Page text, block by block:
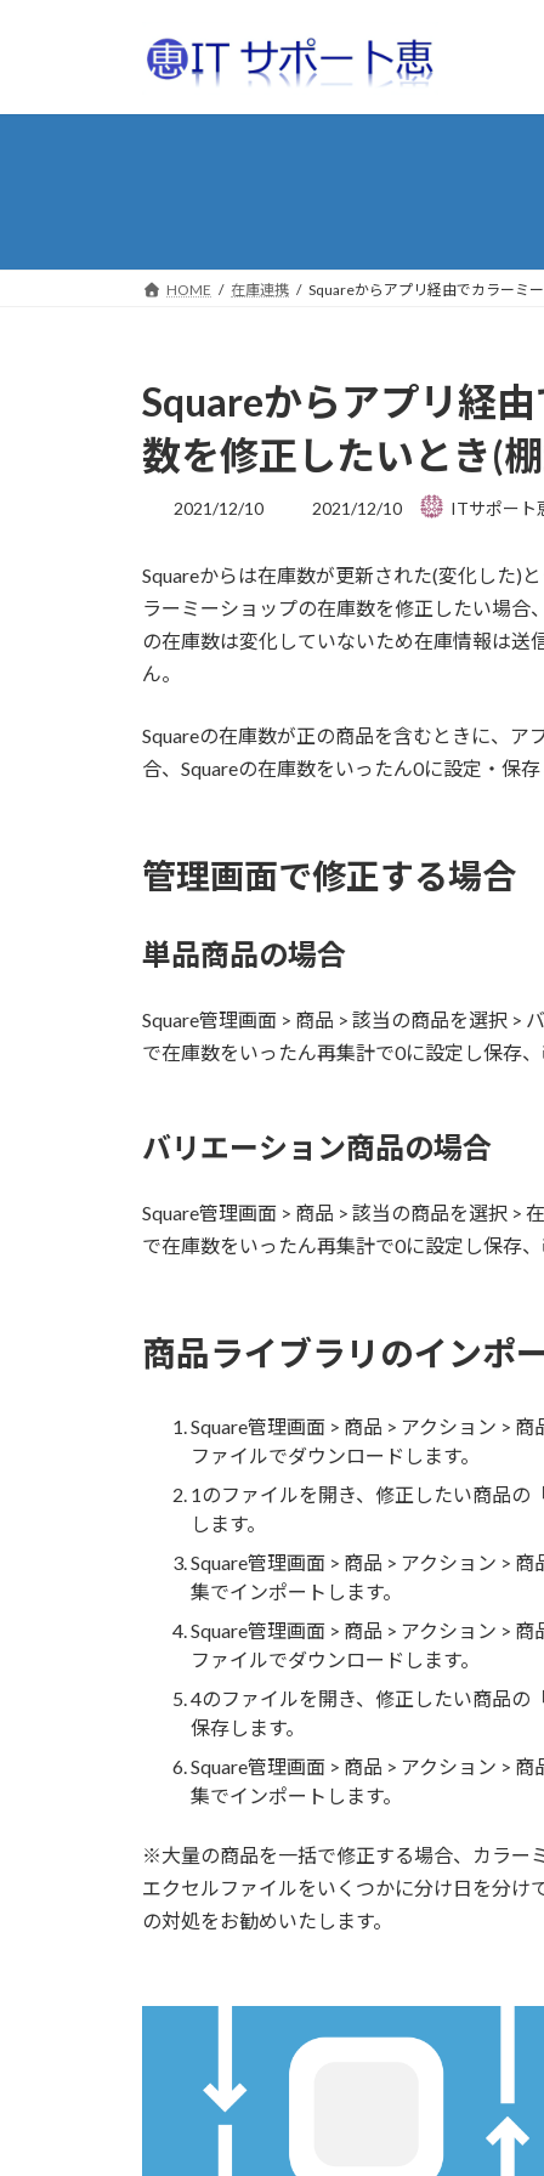
プ
動
HOME 在庫連携 Squareからアプリ経由でカラーミ
Squareからアプリ経
数を修正したいとき(
2021/12/10
最
新
日
:
2021/12/10 ITサポート
Squareからは在庫数が更新された(変化した)
ラーミーショップの在庫数を修正したい場合
の在庫数は変化していないため在庫情報は送
ん。
Squareの在庫数が正の商品を含むときに、
合、Squareの在庫数をいったん0に設定・保
管理画面で修正する場合
単品商品の場合
Square管理画面 > 商品 > 該当の商品を選択 >
で在庫数をいったん再集計で0に設定し保存、
バリエーション商品の場合
Square管理画面 > 商品 > 該当の商品を選択 >
で在庫数をいったん再集計で0に設定し保存、
商品ライブラリのインポ
Square管理画面 > 商品 > アクション >
ファイルでダウンロードします。
1のファイルを開き、修正したい商品の
します。
Square管理画面 > 商品 > アクション >
集でインポートします。
Square管理画面 > 商品 > アクション >
ファイルでダウンロードします。
4のファイルを開き、修正したい商品の
保存します。
Square管理画面 > 商品 > アクション >
集でインポートします。
※大量の商品を一括で修正する場合、カラー
エクセルファイルをいくつかに分け日を分け
の対処をお勧めいたします。